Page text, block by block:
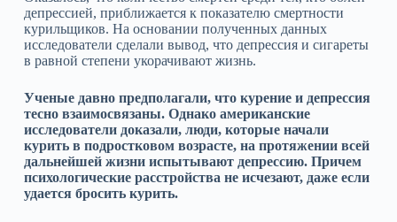
депрессией, приближается к показателю смертности
курильщиков. На основании полученных данных
исследователи сделали вывод, что депрессия и сигареты
в равной степени укорачивают жизнь.
Ученые давно предполагали, что курение и депрессия
тесно взаимосвязаны. Однако американские
исследователи доказали, люди, которые начали
курить в подростковом возрасте, на протяжении всей
дальнейшей жизни испытывают депрессию. Причем
психологические расстройства не исчезают, даже если
удается бросить курить.